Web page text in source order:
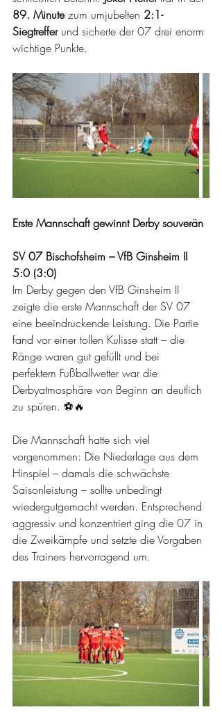
89. Minute zum umjubelten 2:1-
Siegtreffer und sicherte der 07 drei enorm
wichtige Punkte.
Erste Mannschaft gewinnt Derby souverän
SV 07 Bischofsheim – VfB Ginsheim II
5:0 (3:0)
Im Derby gegen den VfB Ginsheim II
zeigte die erste Mannschaft der SV 07
eine beeindruckende Leistung. Die Partie
fand vor einer tollen Kulisse statt – die
Ränge waren gut gefüllt und bei
perfektem Fußballwetter war die
Derbyatmosphäre von Beginn an deutlich
zu spüren. ⚽🔥
Die Mannschaft hatte sich viel
vorgenommen: Die Niederlage aus dem
Hinspiel – damals die schwächste
Saisonleistung – sollte unbedingt
wiedergutgemacht werden. Entsprechend
aggressiv und konzentriert ging die 07 in
die Zweikämpfe und setzte die Vorgaben
des Trainers hervorragend um.